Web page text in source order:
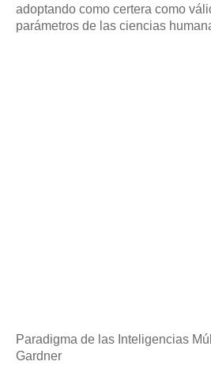
adoptando como certera como
parámetros de las ciencias
Paradigma de las Inteligencias
Gardner